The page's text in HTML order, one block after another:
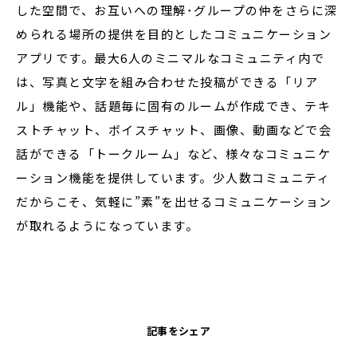
した空間で、お互いへの理解･グループの仲をさらに深
められる場所の提供を目的としたコミュニケーション
アプリです。最大6人のミニマルなコミュニティ内で
は、写真と文字を組み合わせた投稿ができる「リア
ル」機能や、話題毎に固有のルームが作成でき、テキ
ストチャット、ボイスチャット、画像、動画などで会
話ができる「トークルーム」など、様々なコミュニケ
ーション機能を提供しています。少人数コミュニティ
だからこそ、気軽に”素”を出せるコミュニケーション
が取れるようになっています。
記事をシェア